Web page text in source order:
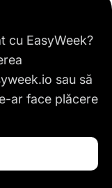
cu EasyWeek?
sau să
ar face plăcere